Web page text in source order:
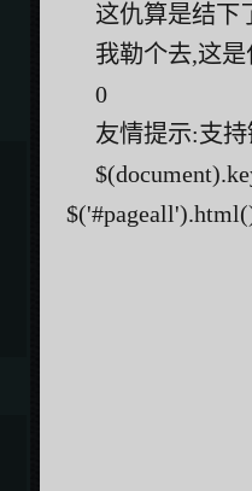
这仇算是结下
我勒个去,这
0
友情提示:支